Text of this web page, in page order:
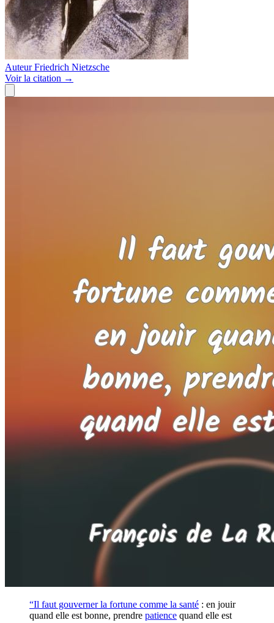
Auteur Friedrich Nietzsche
Voirla citation →
“Il faut gouverner la fortune comme la santé : en jouir
quand elle est bonne, prendre patience quand elle est